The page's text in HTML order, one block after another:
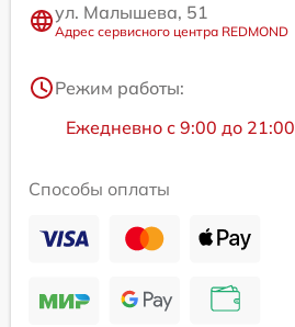
ул. Малышева, 51
Адрес сервисного центра REDMOND
Режим работы:
Ежедневно с 9:00 до 21:00
Способы оплаты